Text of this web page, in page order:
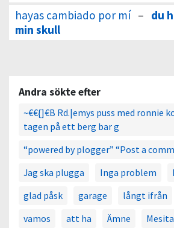
hayas cambiado por mí – du
min skull
Andra sökte efter
~€€{]€B Rd.|emys puss med ronnie
tagen på ett berg bar g
“powered by plogger” “Post a
Jag ska plugga
Inga problem
glad påsk
garage långt ifrån
vamos
att ha Ämne Mesita